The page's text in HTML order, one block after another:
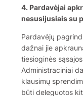
4. Pardavėjai
nesusijusiais su
Pardavėjų
dažnai jie
tiesioginės
Administraciniai
klausimų
būti deleguotos